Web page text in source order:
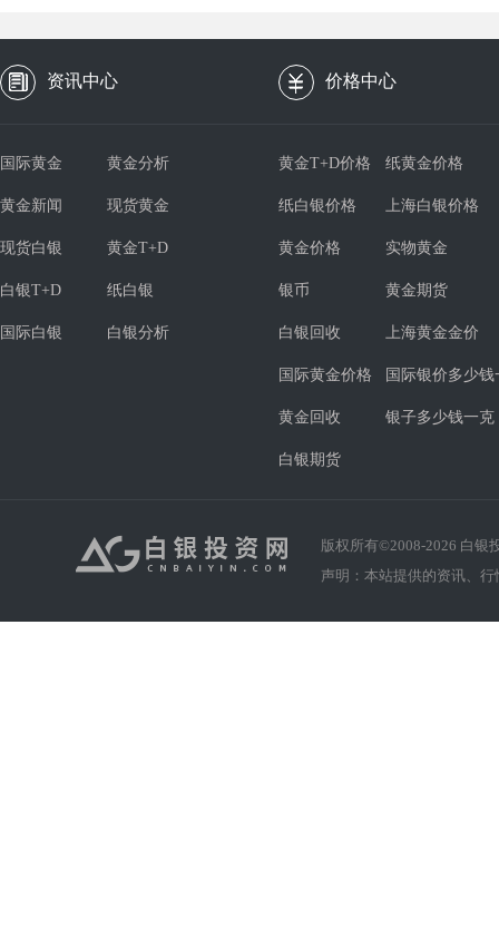
资讯中心 价格中心
国际黄金 黄金分析
黄金新闻 现货黄金
现货白银 黄金T+D
白银T+D 纸白银
国际白银 白银分析
黄金T+D价格 纸黄金价格
纸白银价格 上海白银价格
黄金价格 实物黄金
银币 黄金期货
白银回收 上海黄金金价
国际黄金价格 国际银价多少钱
黄金回收 银子多少钱一克
白银期货
版权所有©2008-2026 白银
声明：本站提供的资讯、